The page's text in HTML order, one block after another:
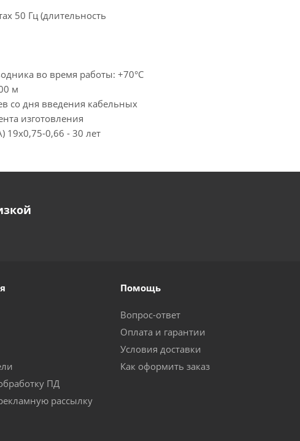
50 Гц (длительность
во время работы: +70°С
м
со дня введения кабельных
изготовления
19х0,75-0,66 - 30 лет
ПД
рассылку
Помощь
Вопрос-ответ
Оплата и гарантии
Условия доставки
Как оформить заказ